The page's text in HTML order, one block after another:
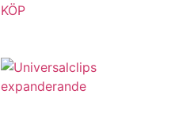
KÖP